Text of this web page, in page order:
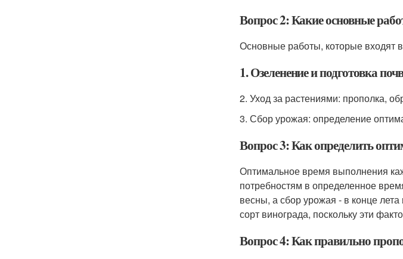
Вопрос 2: Какие основные
Основные работы, которые входят
1. Озеленение и подготовка
2. Уход за растениями: прополка,
3. Сбор урожая: определение
Вопрос 3: Как определить
Оптимальное время выполнения
потребностям в определенное
весны, а сбор урожая - в конце
сорт винограда, поскольку эти
Вопрос 4: Как правильно